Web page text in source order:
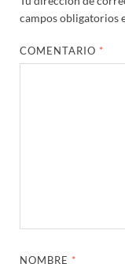
campos obligatorios
COMENTARIO *
NOMBRE *